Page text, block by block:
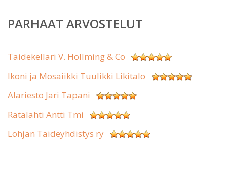
PARHAAT ARVOSTELUT
Taidekellari V. Hollming & Co
Ikoni ja Mosaiikki Tuulikki Likitalo
Alariesto Jari Tapani
Ratalahti Antti Tmi
Lohjan Taideyhdistys ry